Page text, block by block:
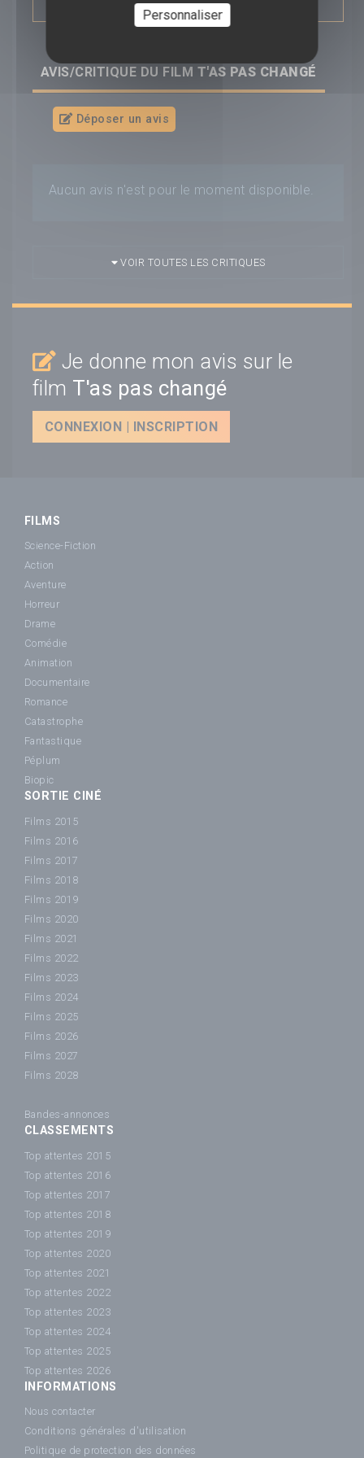
AVIS/CRITIQUE DU FILM T'AS PAS CHANGÉ
Déposer un avis
Aucun avis n'est pour le moment disponible.
VOIR TOUTES LES CRITIQUES
Je donne mon avis sur le
film T'as pas changé
CONNEXION | INSCRIPTION
FILMS
Science-Fiction
Action
Aventure
Horreur
Drame
Comédie
Animation
Documentaire
Romance
Catastrophe
Fantastique
Péplum
Biopic
SORTIE CINÉ
Films 2015
Films 2016
Films 2017
Films 2018
Films 2019
Films 2020
Films 2021
Films 2022
Films 2023
Films 2024
Films 2025
Films 2026
Films 2027
Films 2028
Bandes-annonces
CLASSEMENTS
Top attentes 2015
Top attentes 2016
Top attentes 2017
Top attentes 2018
Top attentes 2019
Top attentes 2020
Top attentes 2021
Top attentes 2022
Top attentes 2023
Top attentes 2024
Top attentes 2025
Top attentes 2026
INFORMATIONS
Nous contacter
Conditions générales d'utilisation
Politique de protection des données
Personnaliser